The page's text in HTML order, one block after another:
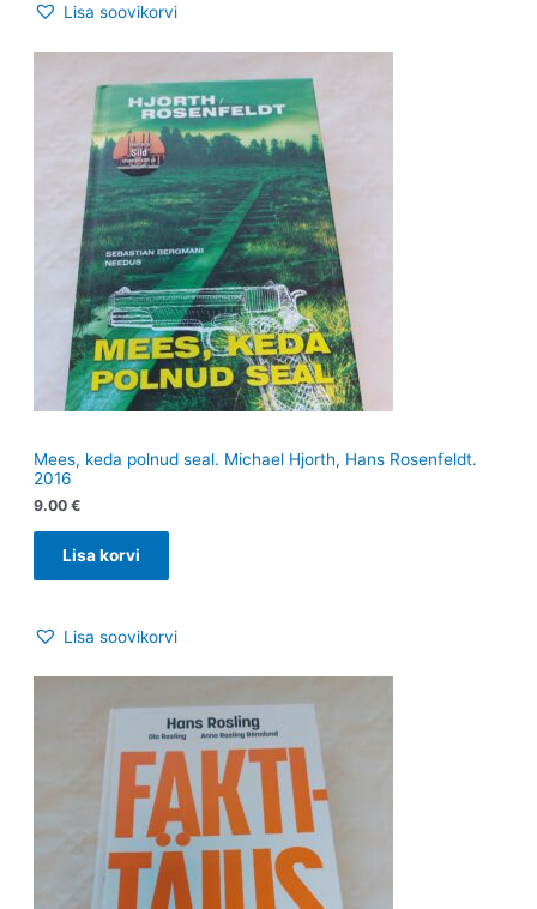
Lisa soovikorvi
Mees, keda polnud seal. Michael Hjorth, Hans Rosenfeldt.
2016
9.00 €
Lisa korvi
Lisa soovikorvi